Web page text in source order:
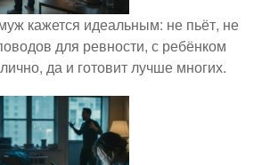
кажется идеальным: не пьёт, не
для ревности, с ребёнком
да и готовит лучше многих.